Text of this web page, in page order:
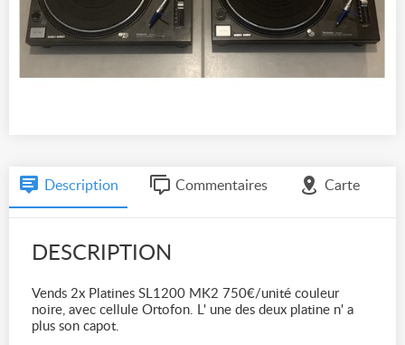
Description Commentaires Carte
DESCRIPTION
Vends 2x Platines SL1200 MK2 750€/unité couleur
noire, avec cellule Ortofon. L' une des deux platine n' a
plus son capot.